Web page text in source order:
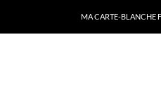
MA CARTE-BLANCHE